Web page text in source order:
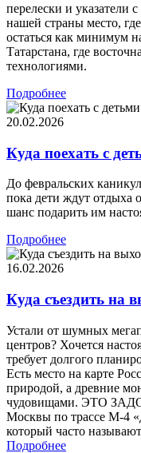
перелески и указатели
нашей страны место,
остаться как минимум
Татарстана, где
технологиями.
Подробнее
20.02.2026
Куда поехать с
До февральских
пока дети ждут отдыха
шанс подарить им
Подробнее
16.02.2026
Куда съездить на
Устали от шумных
центров? Хочется
требует долгого
Есть место на карте
природой, а древние
чудовищами. ЭТО
Москвы по трассе М-4
который часто
Подробнее